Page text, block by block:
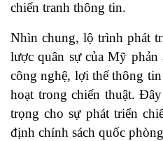
chiến tranh thông tin.
Nhìn chung, lộ trình phát
lược quân sự của Mỹ phản
công nghệ, lợi thế thông
hoạt trong chiến thuật.
trọng cho sự phát triển
định chính sách quốc